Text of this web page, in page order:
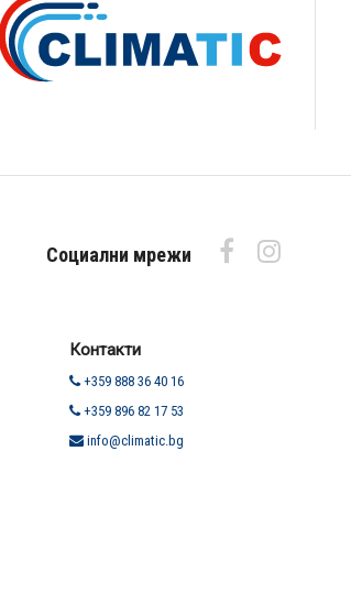
Социални мрежи
Контакти
+359 888 36 40 16
+359 896 82 17 53
info@climatic.bg